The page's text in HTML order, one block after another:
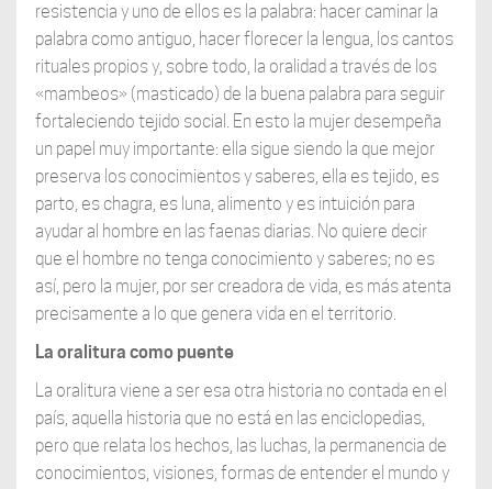
resistencia y uno de ellos es la palabra: hacer caminar la
palabra como antiguo, hacer florecer la lengua, los cantos
rituales propios y, sobre todo, la oralidad a través de los
«mambeos» (masticado) de la buena palabra para seguir
fortaleciendo tejido social. En esto la mujer desempeña
un papel muy importante: ella sigue siendo la que mejor
preserva los conocimientos y saberes, ella es tejido, es
parto, es chagra, es luna, alimento y es intuición para
ayudar al hombre en las faenas diarias. No quiere decir
que el hombre no tenga conocimiento y saberes; no es
así, pero la mujer, por ser creadora de vida, es más atenta
precisamente a lo que genera vida en el territorio.
La oralitura como puente
La oralitura viene a ser esa otra historia no contada en el
país, aquella historia que no está en las enciclopedias,
pero que relata los hechos, las luchas, la permanencia de
conocimientos, visiones, formas de entender el mundo y